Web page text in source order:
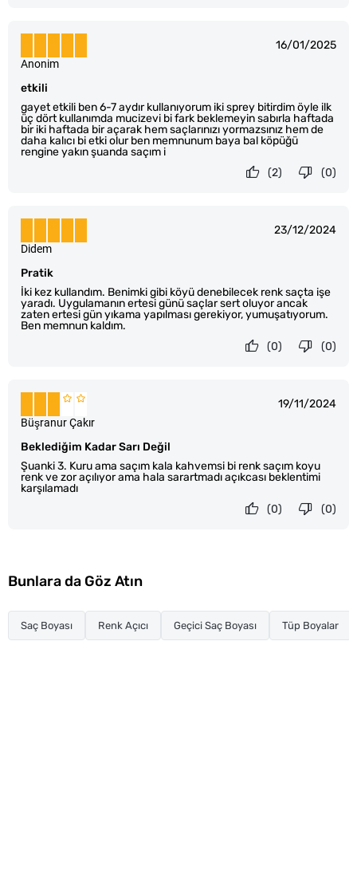
16/01/2025
etkili
gayet etkili ben 6-7 aydır kullanıyorum iki sprey bitirdim öyle ilk
üç dört kullanımda mucizevi bi fark beklemeyin sabırla haftada
bir iki haftada bir açarak hem saçlarınızı yormazsınız hem de
daha kalıcı bi etki olur ben memnunum baya bal köpüğü
rengine yakın şuanda saçım i
Anonim
(0)
(2)
23/12/2024
Pratik
İki kez kullandım. Benimki gibi köyü denebilecek renk saçta işe
yaradı. Uygulamanın ertesi günü saçlar sert oluyor ancak
zaten ertesi gün yıkama yapılması gerekiyor, yumuşatıyorum.
Ben memnun kaldım.
Didem
(0)
(0)
19/11/2024
Beklediğim Kadar Sarı Değil
Şuanki 3. Kuru ama saçım kala kahvemsi bi renk saçım koyu
renk ve zor açılıyor ama hala sarartmadı açıkcası beklentimi
karşılamadı
Büşranur Çakır
(0)
(0)
Bunlara da Göz Atın
Saç Boyası Renk Açıcı Geçici Saç Boyası Tüp Boyalar